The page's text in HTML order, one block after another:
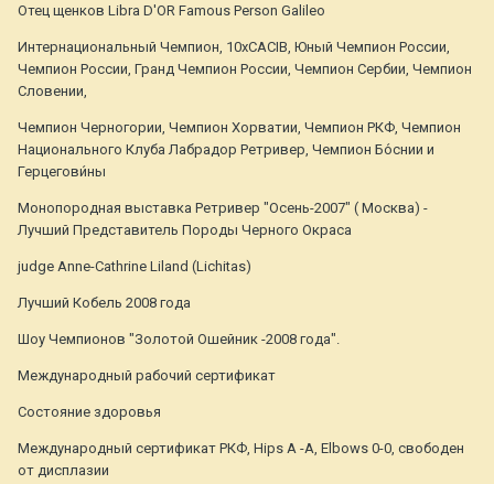
Отец щенков Libra D'OR Famous Person Galileo
Интернациональный Чемпион, 10хСАСIB, Юный Чемпион России,
Чемпион России, Гранд Чемпион России, Чемпион Сербии, Чемпион
Словении,
Чемпион Черногории, Чемпион Хорватии, Чемпион РКФ, Чемпион
Национального Клуба Лабрадор Ретривер, Чемпион Бо́снии и
Герцегови́ны
Монопородная выставка Ретривер "Осень-2007" ( Москва) -
Лучший Представитель Породы Черного Окраса
judge Anne-Cathrine Liland (Lichitas)
Лучший Кобель 2008 года
Шоу Чемпионов "Золотой Ошейник -2008 года".
Международный рабочий сертификат
Состояние здоровья
Международный сертификат РКФ, Hips A -A, Elbows 0-0, свободен
от дисплазии